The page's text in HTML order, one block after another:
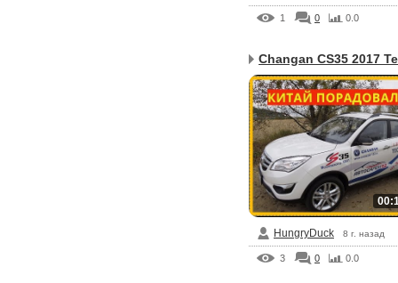
1 0 0.0
Changan CS35 2017
HungryDuck 8 г. назад
3 0 0.0